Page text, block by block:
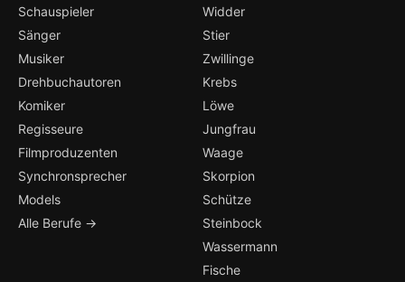
Schauspieler
Sänger
Musiker
Drehbuchautoren
Komiker
Regisseure
Filmproduzenten
Synchronsprecher
Models
Alle Berufe →
Widder
Stier
Zwillinge
Krebs
Löwe
Jungfrau
Waage
Skorpion
Schütze
Steinbock
Wassermann
Fische